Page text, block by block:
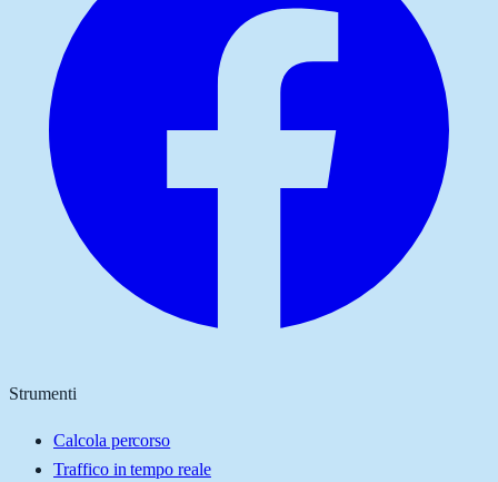
Strumenti
Calcola percorso
Traffico in tempo reale